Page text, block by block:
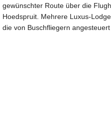
gewünschter Route über die
Hoedspruit. Mehrere Luxus-
die von Buschfliegern